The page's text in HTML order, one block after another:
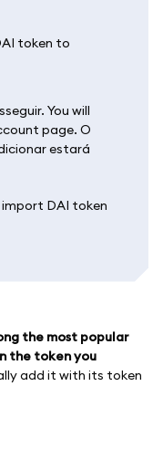
You will
page. O
estará
the most popular
the token you
add it with its token